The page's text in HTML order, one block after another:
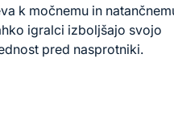
k močnemu in
igralci izboljšajo svojo
pred nasprotniki.